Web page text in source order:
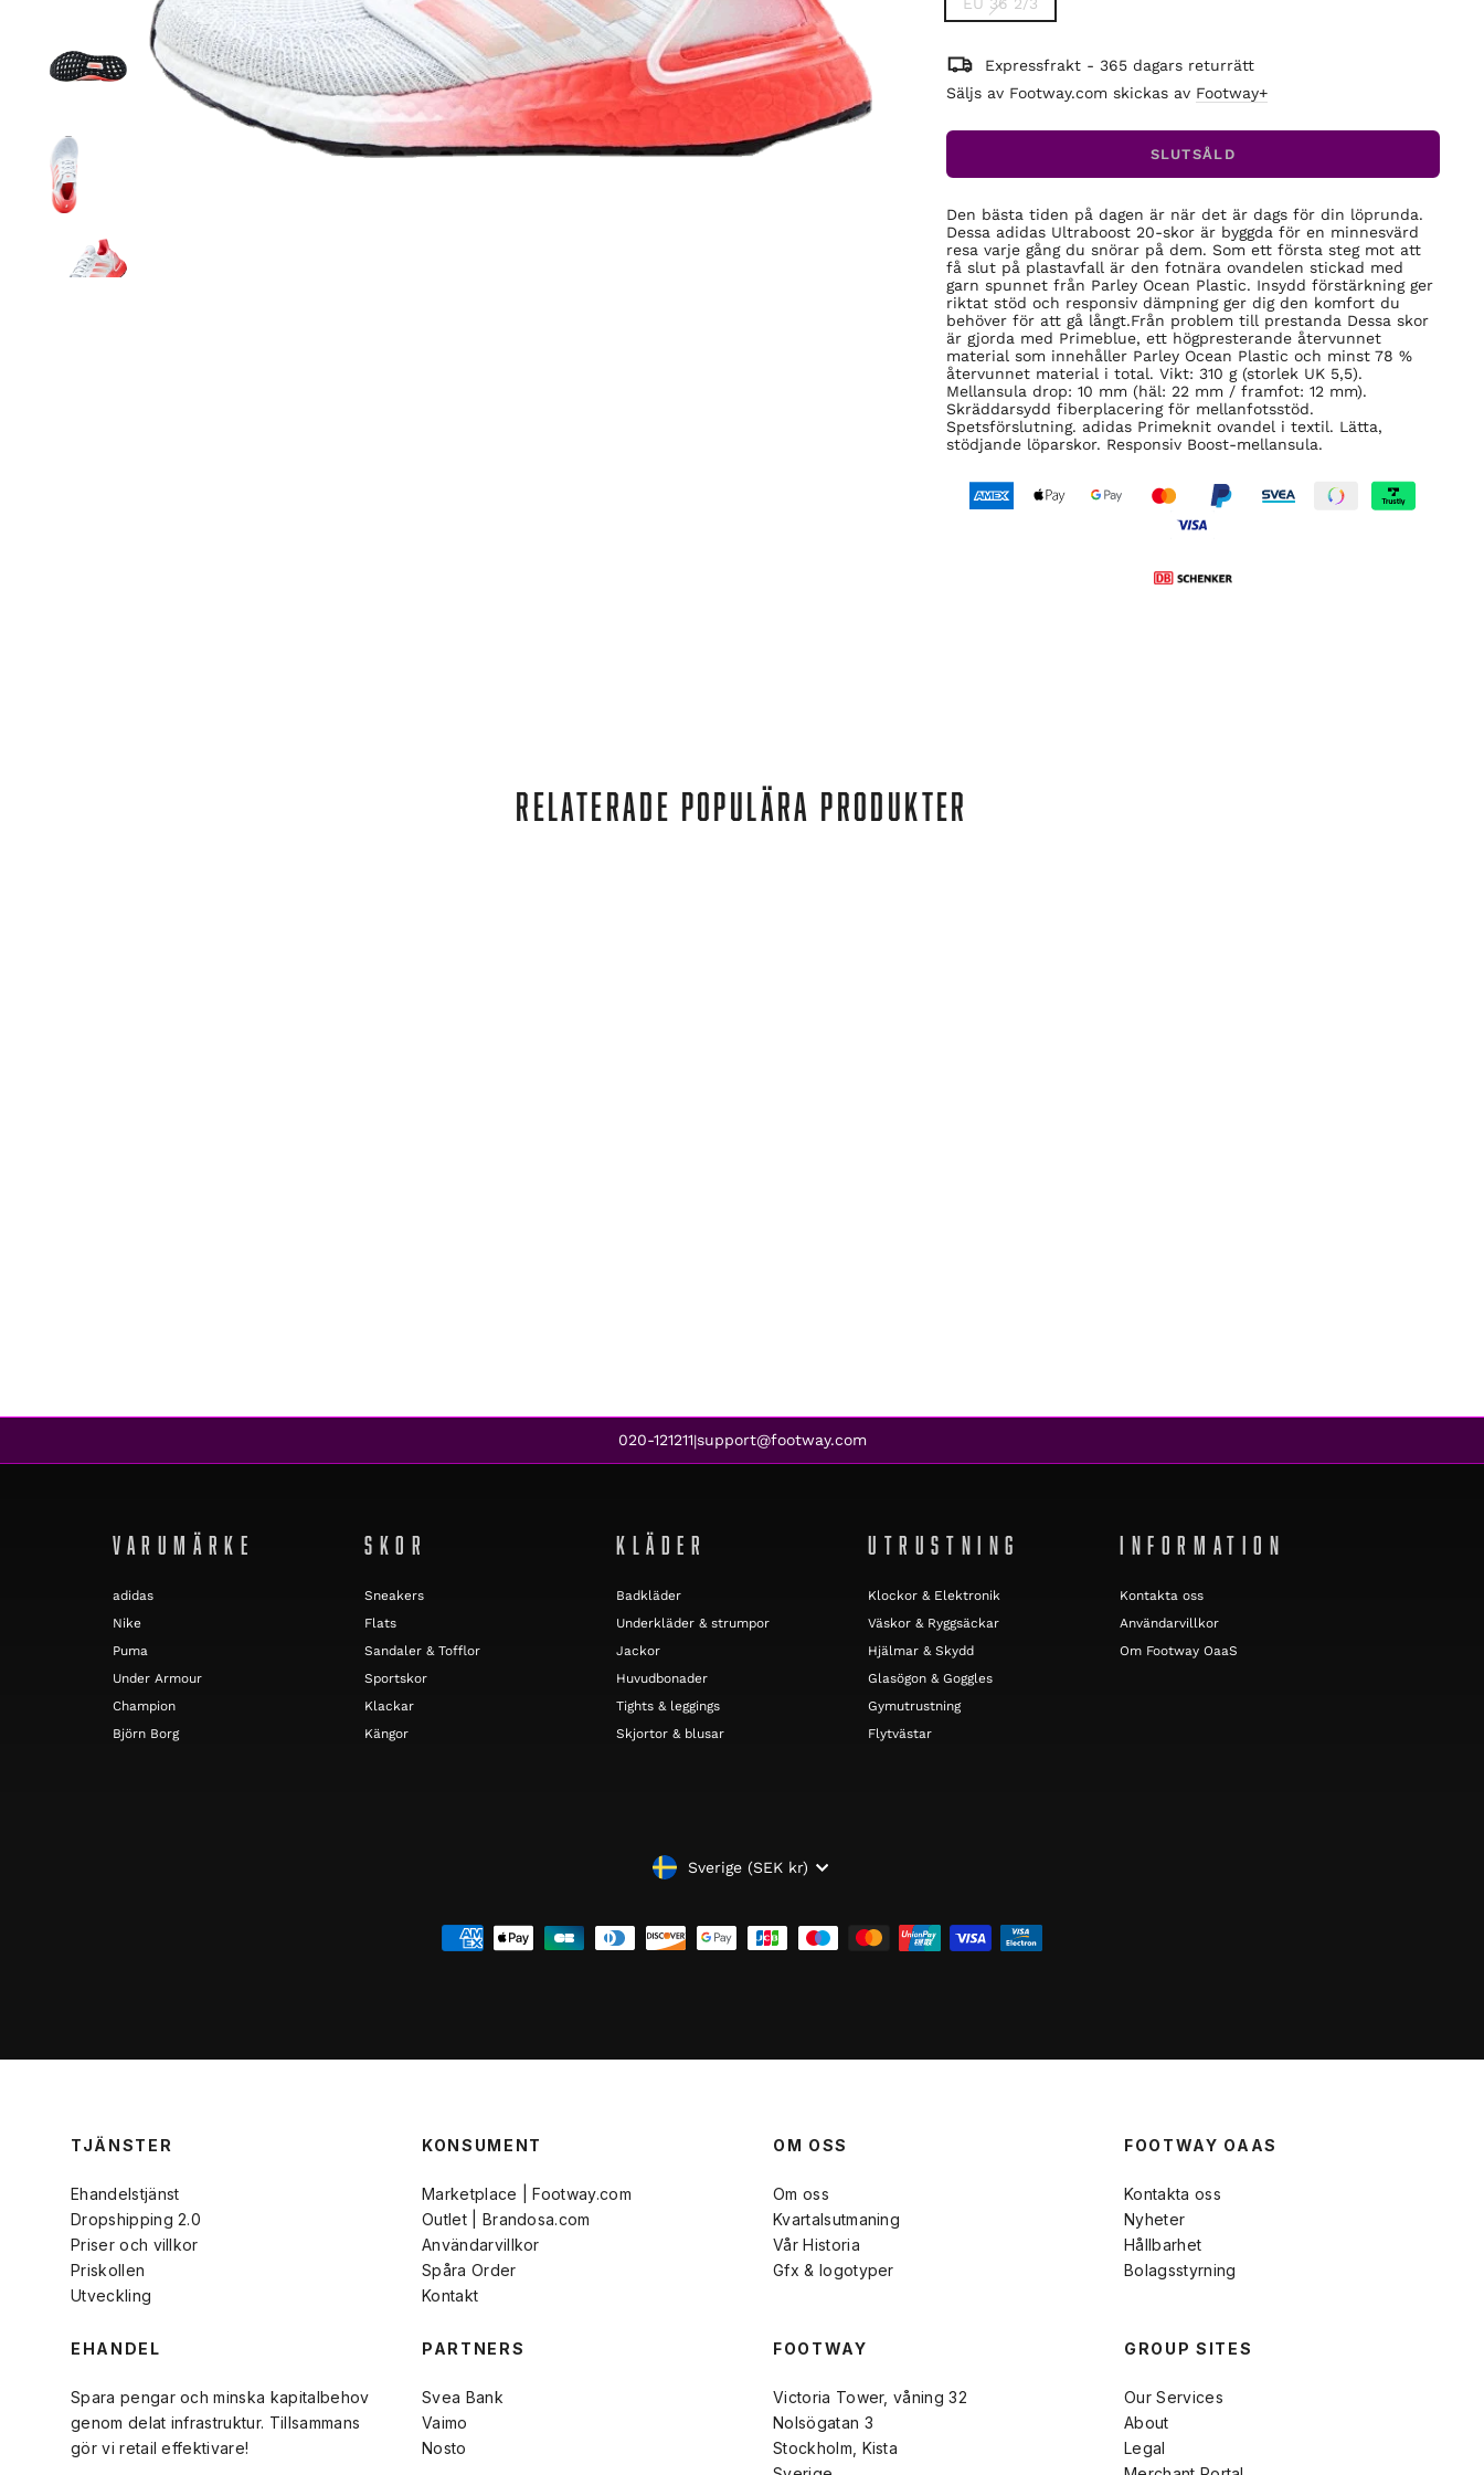
EU 36 2/3
Expressfrakt - 365 dagars returrätt
Säljs av Footway.com skickas av Footway+
SLUTSÅLD
Den bästa tiden på dagen är när det är dags för din löprunda.
Dessa adidas Ultraboost 20-skor är byggda för en minnesvärd
resa varje gång du snörar på dem. Som ett första steg mot att
få slut på plastavfall är den fotnära ovandelen stickad med
garn spunnet från Parley Ocean Plastic. Insydd förstärkning ger
riktat stöd och responsiv dämpning ger dig den komfort du
behöver för att gå långt.Från problem till prestanda Dessa skor
är gjorda med Primeblue, ett högpresterande återvunnet
material som innehåller Parley Ocean Plastic och minst 78 %
återvunnet material i total. Vikt: 310 g (storlek UK 5,5).
Mellansula drop: 10 mm (häl: 22 mm / framfot: 12 mm).
Skräddarsydd fiberplacering för mellanfotsstöd.
Spetsförslutning. adidas Primeknit ovandel i textil. Lätta,
stödjande löparskor. Responsiv Boost-mellansula.
RELATERADE POPULÄRA PRODUKTER
020-121211|support@footway.com
VARUMÄRKE
adidas
Nike
Puma
Under Armour
Champion
Björn Borg
SKOR
Sneakers
Flats
Sandaler & Tofflor
Sportskor
Klackar
Kängor
KLÄDER
Badkläder
Underkläder & strumpor
Jackor
Huvudbonader
Tights & leggings
Skjortor & blusar
UTRUSTNING
Klockor & Elektronik
Väskor & Ryggsäckar
Hjälmar & Skydd
Glasögon & Goggles
Gymutrustning
Flytvästar
INFORMATION
Kontakta oss
Användarvillkor
Om Footway OaaS
VALUTA
Sverige (SEK kr)
TJÄNSTER
Ehandelstjänst
Dropshipping 2.0
Priser och villkor
Priskollen
Utveckling
KONSUMENT
Marketplace | Footway.com
Outlet | Brandosa.com
Användarvillkor
Spåra Order
Kontakt
OM OSS
Om oss
Kvartalsutmaning
Vår Historia
Gfx & logotyper
FOOTWAY OAAS
Kontakta oss
Nyheter
Hållbarhet
Bolagsstyrning
EHANDEL
Spara pengar och minska kapitalbehov
genom delat infrastruktur. Tillsammans
gör vi retail effektivare!
PARTNERS
Svea Bank
Vaimo
Nosto
FOOTWAY
Victoria Tower, våning 32
Nolsögatan 3
Stockholm, Kista
GROUP SITES
Our Services
About
Legal